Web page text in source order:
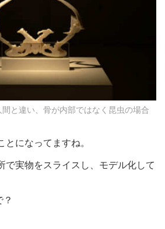
と違い、骨が内部ではなく昆虫の場合
とになってますね。
で実物をスライスし、モデル化して
？